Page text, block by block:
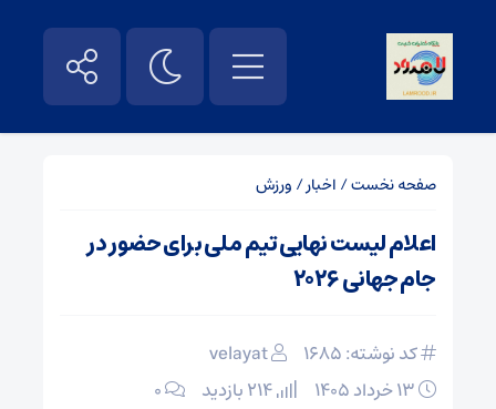
صفحه نخست/ اخبار/ ورزش
اعلام لیست نهایی تیم ملی برای حضور در
جام جهانی ۲۰۲۶ ‌
کد نوشته: 1685
velayat
۰